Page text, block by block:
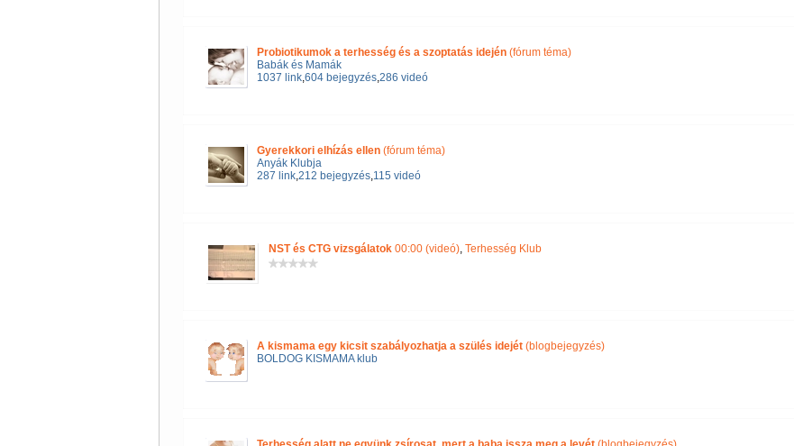
Probiotikumok a terhesség és a szoptatás idején(fórum téma)
Babák és Mamák
1037 link,604 bejegyzés,286 videó
Gyerekkori elhízás ellen(fórum téma)
Anyák Klubja
287 link,212 bejegyzés,115 videó
NST és CTG vizsgálatok00:00 (videó), Terhesség Klub
A kismama egy kicsit szabályozhatja a szülés idejét(blogbejegyzés)
BOLDOG KISMAMA klub